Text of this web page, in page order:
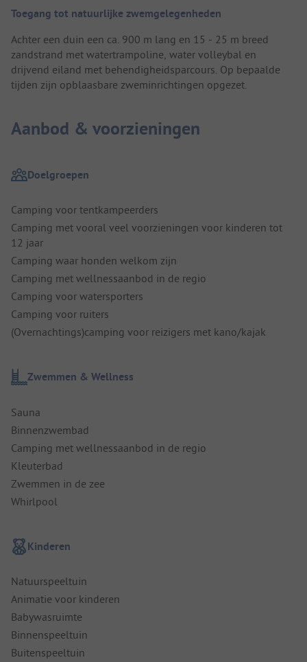
Toegang tot natuurlijke zwemgelegenheden
Achter een duin een ca. 900 m lang en 15 - 25 m breed
zandstrand met watertrampoline, water volleybal en
drijvend eiland met behendigheidsparcours. Op bepaalde
tijden zijn opblaasbare zweminrichtingen opgezet.
Aanbod & voorzieningen
Doelgroepen
Camping voor tentkampeerders
Camping met vooral veel voorzieningen voor kinderen tot
12 jaar
Camping waar honden welkom zijn
Camping met wellnessaanbod in de regio
Camping voor watersporters
Camping voor ruiters
(Overnachtings)camping voor reizigers met kano/kajak
Zwemmen & Wellness
Sauna
Binnenzwembad
Camping met wellnessaanbod in de regio
Kleuterbad
Zwemmen in de zee
Whirlpool
Kinderen
Natuurspeeltuin
Animatie voor kinderen
Babywasruimte
Binnenspeeltuin
Buitenspeeltuin